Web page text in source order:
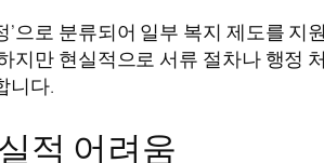
’으로 분류되어 일부 복지 제도를
지만 현실적으로 서류 절차나 행정
니다.
적 어려움